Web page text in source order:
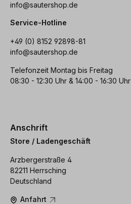
info@sautershop.de
Service-Hotline
+49 (0) 8152 92898-81
info@sautershop.de
Telefonzeit Montag bis Freitag
08:30 - 12:30 Uhr & 14:00 - 16:30 Uhr
Anschrift
Store / Ladengeschäft
Arzbergerstraße 4
82211 Herrsching
Deutschland
Anfahrt